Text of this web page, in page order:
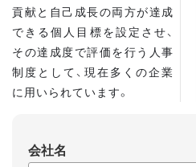
貢献と自己成長の両方が達成
できる個人目標を設定させ、
その達成度で評価を行う人事
制度として、現在多くの企業
に用いられています。
・目標設定で意識する5つのポ
会社名